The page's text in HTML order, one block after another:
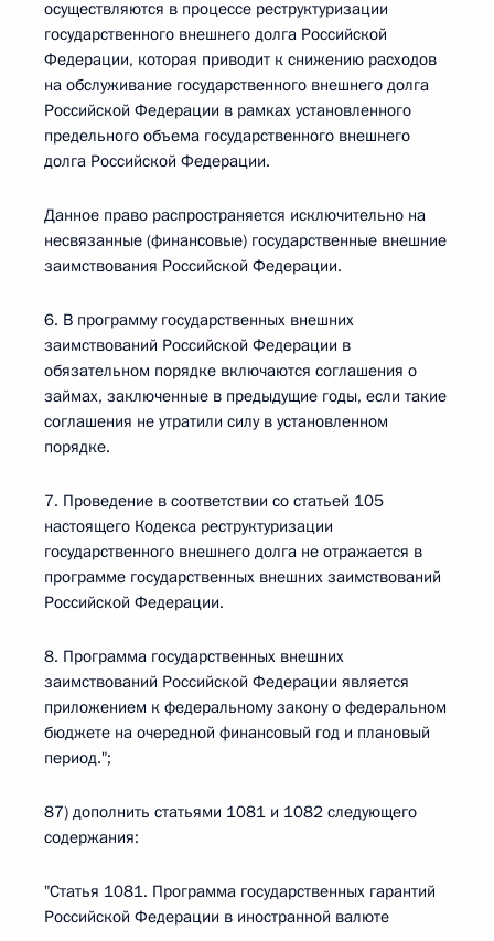
осуществляются в процессе реструктуризации
государственного внешнего долга Российской
Федерации, которая приводит к снижению расходов
на обслуживание государственного внешнего долга
Российской Федерации в рамках установленного
предельного объема государственного внешнего
долга Российской Федерации.
Данное право распространяется исключительно на
несвязанные (финансовые) государственные внешние
заимствования Российской Федерации.
6. В программу государственных внешних
заимствований Российской Федерации в
обязательном порядке включаются соглашения о
займах, заключенные в предыдущие годы, если такие
соглашения не утратили силу в установленном
порядке.
7. Проведение в соответствии со статьей 105
настоящего Кодекса реструктуризации
государственного внешнего долга не отражается в
программе государственных внешних заимствований
Российской Федерации.
8. Программа государственных внешних
заимствований Российской Федерации является
приложением к федеральному закону о федеральном
бюджете на очередной финансовый год и плановый
период.";
87) дополнить статьями 1081 и 1082 следующего
содержания:
"Статья 1081. Программа государственных гарантий
Российской Федерации в иностранной валюте